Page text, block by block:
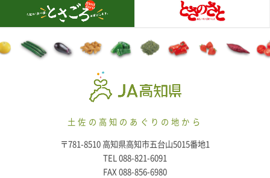
土佐の高知のあぐりの地から
〒781-8510 高知県高知市五台山5015番地1
TEL 088-821-6091
FAX 088-856-6980